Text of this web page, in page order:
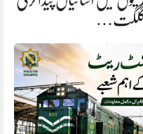
گلگت…